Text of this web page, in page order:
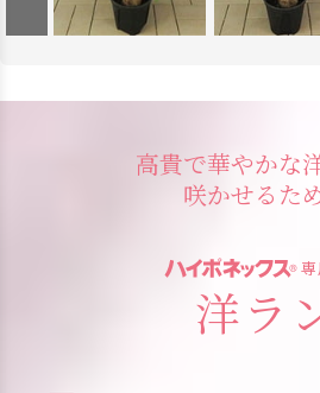
高貴で華やかな
咲かせるた
洋ラ